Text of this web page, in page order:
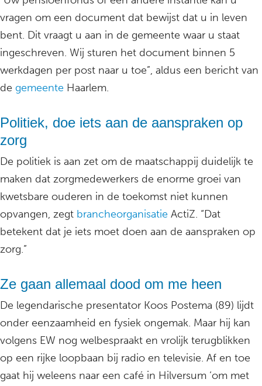
vragen om een document dat bewijst dat u in leven
bent. Dit vraagt u aan in de gemeente waar u staat
ingeschreven. Wij sturen het document binnen 5
werkdagen per post naar u toe”, aldus een bericht van
de gemeente Haarlem.
Politiek, doe iets aan de aanspraken op
zorg
De politiek is aan zet om de maatschappij duidelijk te
maken dat zorgmedewerkers de enorme groei van
kwetsbare ouderen in de toekomst niet kunnen
opvangen, zegt brancheorganisatie ActiZ. “Dat
betekent dat je iets moet doen aan de aanspraken op
zorg.”
Ze gaan allemaal dood om me heen
De legendarische presentator Koos Postema (89) lijdt
onder eenzaamheid en fysiek ongemak. Maar hij kan
volgens EW nog welbespraakt en vrolijk terugblikken
op een rijke loopbaan bij radio en televisie. Af en toe
gaat hij weleens naar een café in Hilversum ‘om met